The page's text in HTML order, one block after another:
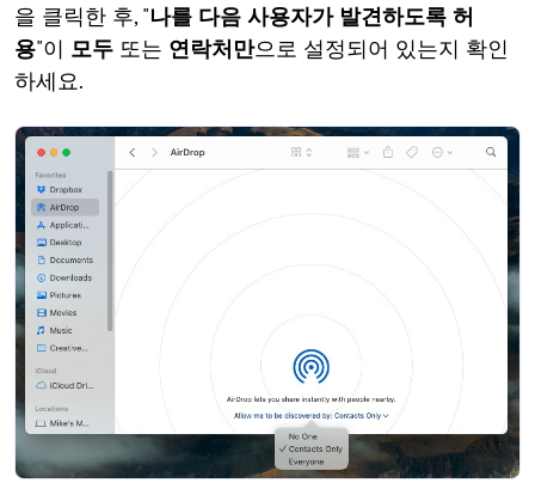
을 클릭한 후, "나를 다음 사용자가 발견하도록 허
용"이 모두 또는 연락처만으로 설정되어 있는지 확인
하세요.